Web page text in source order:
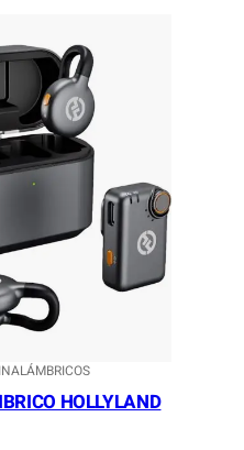
HOLLYLAND